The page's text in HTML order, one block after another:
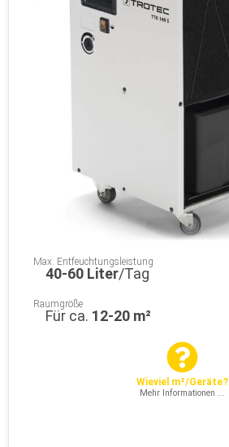
Max. Entfeuchtungsleistung
40-60 Liter/Tag
Raumgröße
Für ca. 12-20 m²
Wieviel m²/Geräte?
Mehr Informationen ...